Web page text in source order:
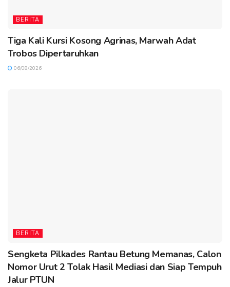
BERITA
Tiga Kali Kursi Kosong Agrinas, Marwah Adat
Trobos Dipertaruhkan
06/08/2026
BERITA
Sengketa Pilkades Rantau Betung Memanas, Calon
Nomor Urut 2 Tolak Hasil Mediasi dan Siap Tempuh
Jalur PTUN